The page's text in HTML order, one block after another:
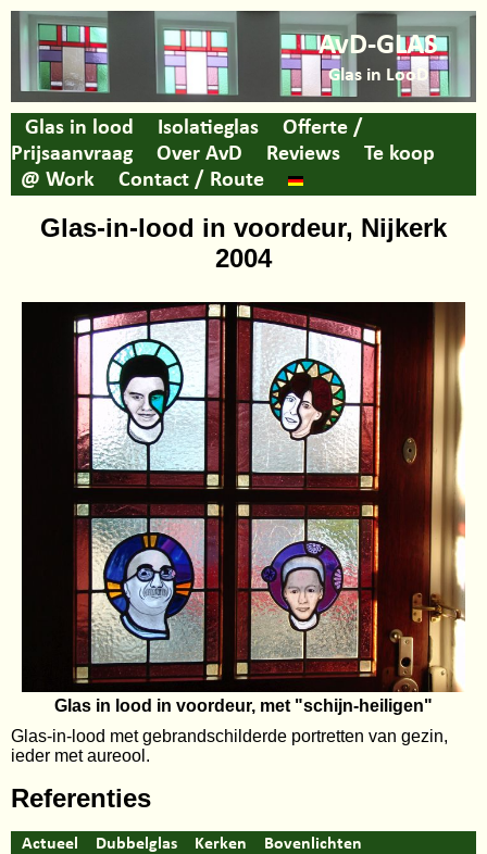
AvD-GLAS
Glas in LooD
Glas in lood Isolatieglas
Offerte /
Prijsaanvraag
Over AvD Reviews
Te koop
@ Work
Contact / Route
Glas-in-lood in voordeur, Nijkerk
2004
Glas in lood in voordeur, met "schijn-heiligen"
Glas-in-lood met gebrandschilderde portretten van gezin,
ieder met aureool.
Referenties
Actueel Dubbelglas Kerken
Bovenlichten